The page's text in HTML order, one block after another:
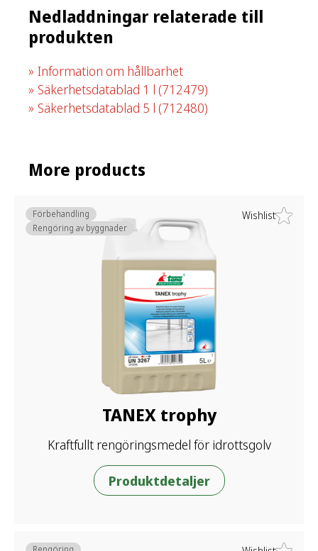
Nedladdningar relaterade till
produkten
Information om hållbarhet
Säkerhetsdatablad 1 l (712479)
Säkerhetsdatablad 5 l (712480)
More products
Wishlist
TANEX trophy
Kraftfullt rengöringsmedel för idrottsgolv
Förbehandling
Rengöring av byggnader
Produktdetaljer